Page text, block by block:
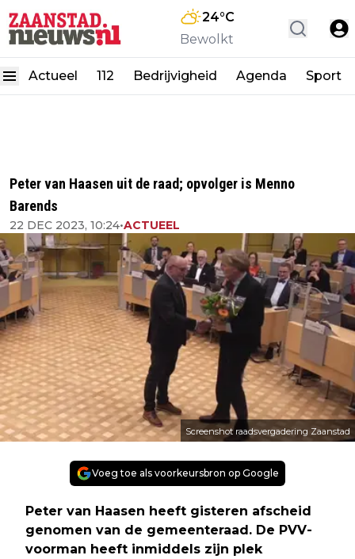
24°C
Bewolkt
Actueel 112 Bedrijvigheid Agenda Sport
Peter van Haasen uit de raad; opvolger is Menno
Barends
22 DEC 2023, 10:24•ACTUEEL
Screenshot raadsvergadering Zaanstad
Voeg toe als voorkeursbron op Google
Peter van Haasen heeft gisteren afscheid
genomen van de gemeenteraad. De PVV-
voorman heeft inmiddels zijn plek